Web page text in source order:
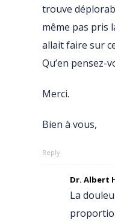
trouve
même pas pris
allait faire sur
Qu’en pensez-
Merci.
Bien à vous,
Reply
Dr. Albert
La